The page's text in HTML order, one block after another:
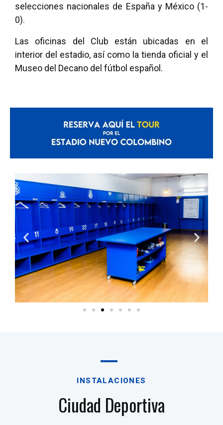
selecciones nacionales de España y México (1-
0).
Las oficinas del Club están ubicadas en el
interior del estadio, así como la tienda oficial y el
Museo del Decano del fútbol español.
INSTALACIONES
Ciudad Deportiva